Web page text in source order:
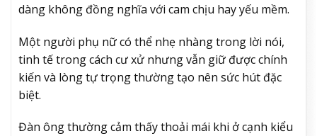
dàng không đồng nghĩa với cam chịu hay yếu mềm.
Một người phụ nữ có thể nhẹ nhàng trong lời nói,
tinh tế trong cách cư xử nhưng vẫn giữ được chính
kiến và lòng tự trọng thường tạo nên sức hút đặc
biệt.
Đàn ông thường cảm thấy thoải mái khi ở cạnh kiểu